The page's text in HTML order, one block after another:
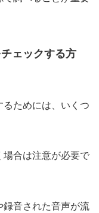
ェックする方
ためには、いくつ
場合は注意が必要で
録音された音声が流